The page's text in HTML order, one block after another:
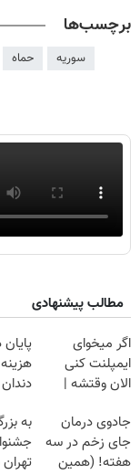
برچسب‌ها
سوریه حماه
مطالب پیشنهادی
اگر میخوای
ایمپلنت کنی
الان وقتشه |
میلیون تومان!!!
جادوی درمان
جای زخم در سه
هفته! (همین
به